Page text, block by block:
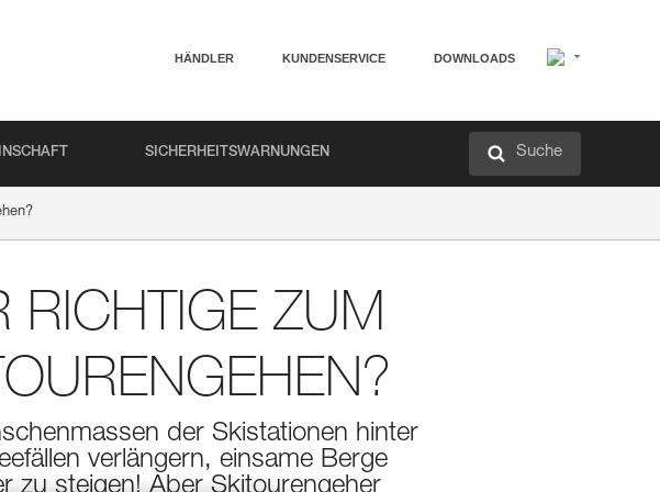
HÄNDLER KUNDENSERVICE DOWNLOADS
SICHERHEITSWARNUNGEN Suche
RICHTIGE ZUM
der Skistationen hinter
verlängern, einsame Berge